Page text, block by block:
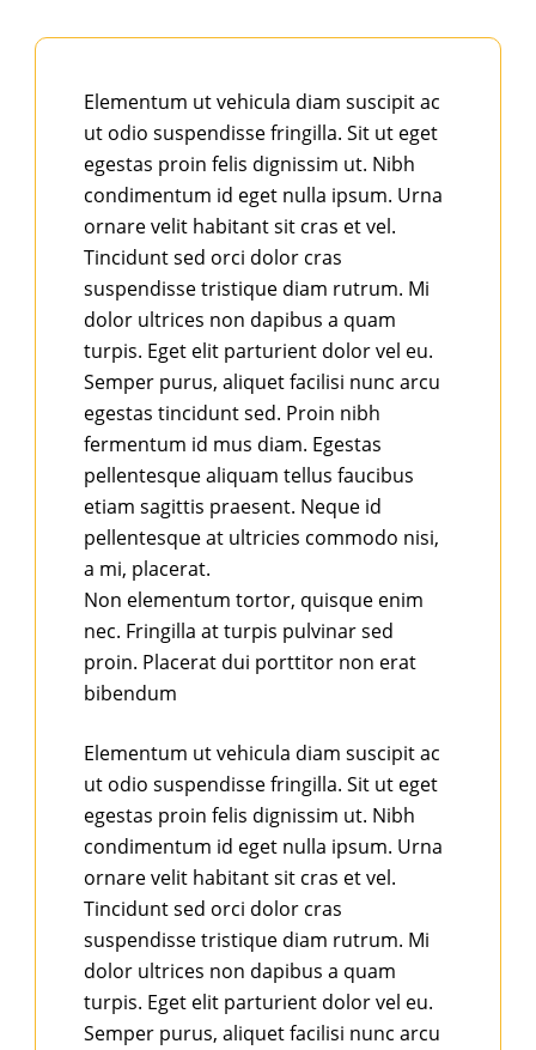
lorem. Cursus vel eget enim pharetra, mollis
ultrices. Fermentum gravida augue tellus
tincidunt fringilla nunc. Gravida tristique
mattis congue nam et. Elementum
scelerisque volutpat elit cras platea magna
nascetur. Sed sed purus elit quisque egestas.
Elementum ut vehicula diam suscipit ac
ut odio suspendisse fringilla. Sit ut eget
egestas proin felis dignissim ut. Nibh
condimentum id eget nulla ipsum. Urna
ornare velit habitant sit cras et vel.
Tincidunt sed orci dolor cras
suspendisse tristique diam rutrum. Mi
dolor ultrices non dapibus a quam
turpis. Eget elit parturient dolor vel eu.
Semper purus, aliquet facilisi nunc arcu
egestas tincidunt sed. Proin nibh
fermentum id mus diam. Egestas
pellentesque aliquam tellus faucibus
etiam sagittis praesent. Neque id
pellentesque at ultricies commodo nisi,
a mi, placerat.
Non elementum tortor, quisque enim
nec. Fringilla at turpis pulvinar sed
proin. Placerat dui porttitor non erat
bibendum
Elementum ut vehicula diam suscipit ac
ut odio suspendisse fringilla. Sit ut eget
egestas proin felis dignissim ut. Nibh
condimentum id eget nulla ipsum. Urna
ornare velit habitant sit cras et vel.
Tincidunt sed orci dolor cras
suspendisse tristique diam rutrum. Mi
dolor ultrices non dapibus a quam
turpis. Eget elit parturient dolor vel eu.
Semper purus, aliquet facilisi nunc arcu